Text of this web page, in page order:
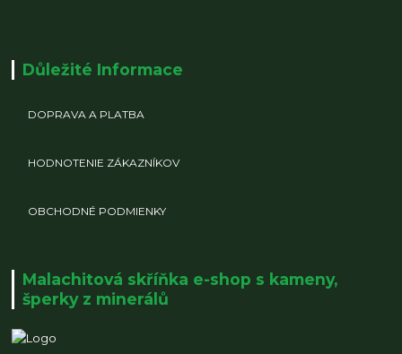
Důležité Informace
DOPRAVA A PLATBA
HODNOTENIE ZÁKAZNÍKOV
OBCHODNÉ PODMIENKY
Malachitová skříňka e-shop s kameny,
šperky z minerálů